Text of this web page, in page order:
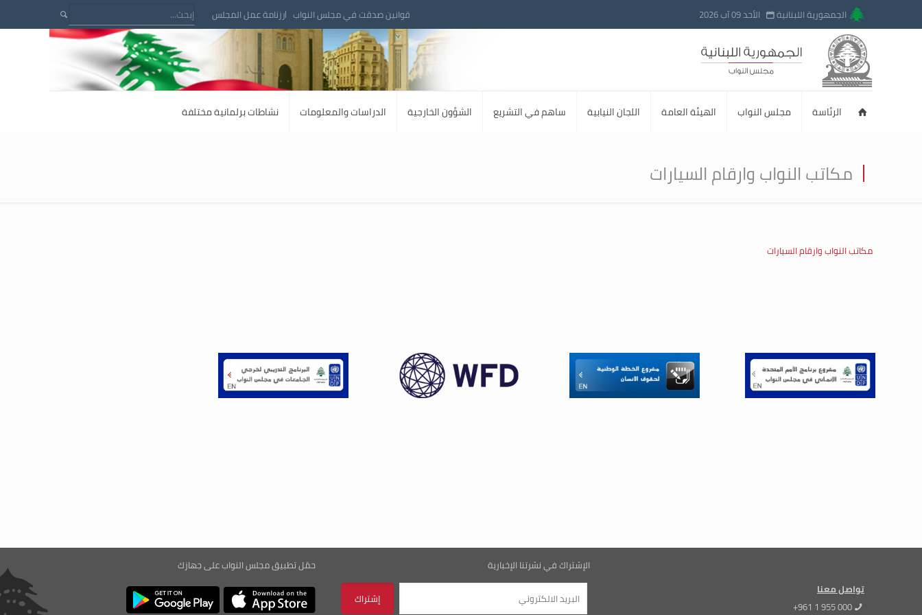
الجمهورية اللبنانية الأحد 09 آب 2026 قوانين صدقت في مجلس النواب رزنامة عمل المجلس
الرئاسة مجلس النواب الهيئة العامة اللجان النيابية ساهم في التشريع الشؤون الخارجية الدراسات والمعلومات نشاطات برلمانية مختلفة
مكاتب النواب وارقام السيارات
مكاتب النواب وارقام السيارات
تواصل معنا
+961 1 955 000
الإشتراك في نشرتنا الإخبارية حمّل تطبيق مجلس النواب على جهازك